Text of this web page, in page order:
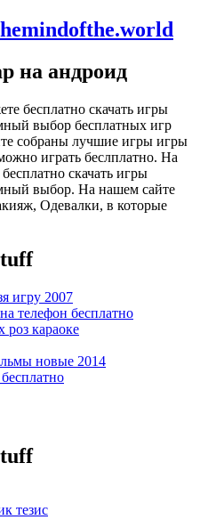
на андроид
бесплатно скачать игры
выбор бесплатных игр
собраны лучшие игры игры
играть беслплатно. На
скачать игры
выбор. На нашем сайте
Одевалки, в которые
игру 2007
телефон бесплатно
караоке
новые 2014
тезис